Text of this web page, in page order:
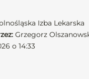
Izba Lekarska
Grzegorz
o 14:33